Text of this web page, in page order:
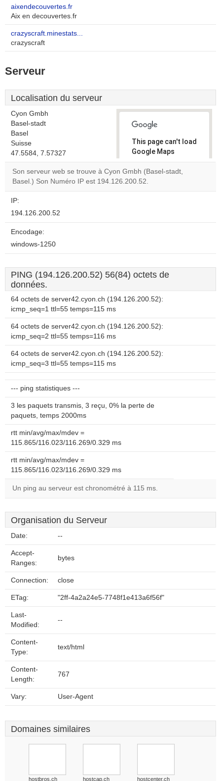
aixendecouvertes.fr
Aix en decouvertes.fr
crazyscraft.minestats...
crazyscraft
Serveur
Localisation du serveur
Cyon Gmbh
Basel-stadt
Basel
Suisse
47.5584, 7.57327
This page can't load
Google Maps
correctly.
Do you
own this
OK
Son serveur web se trouve à Cyon Gmbh (Basel-stadt,
Basel.) Son Numéro IP est 194.126.200.52.
IP:
194.126.200.52
Encodage:
windows-1250
PING (194.126.200.52) 56(84) octets de
données.
64 octets de server42.cyon.ch (194.126.200.52):
icmp_seq=1 ttl=55 temps=115 ms
64 octets de server42.cyon.ch (194.126.200.52):
icmp_seq=2 ttl=55 temps=116 ms
64 octets de server42.cyon.ch (194.126.200.52):
icmp_seq=3 ttl=55 temps=115 ms
--- ping statistiques ---
3 les paquets transmis, 3 reçu, 0% la perte de
paquets, temps 2000ms
rtt min/avg/max/mdev =
115.865/116.023/116.269/0.329 ms
rtt min/avg/max/mdev =
115.865/116.023/116.269/0.329 ms
Un ping au serveur est chronométré à 115 ms.
Organisation du Serveur
Date: --
Accept-
Ranges:
bytes
Connection: close
ETag: "2ff-4a2a24e5-7748f1e413a6f56f"
Last-
Modified:
--
Content-
Type:
text/html
Content-
Length:
767
Vary: User-Agent
Domaines similaires
hostbros.ch hostcap.ch hostcenter.ch